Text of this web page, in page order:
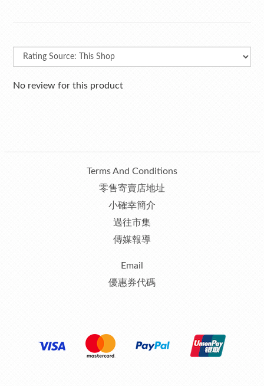
No review for this product
Terms And Conditions
零售寄賣店地址
小確幸簡介
過往市集
傳媒報導
Email
優惠券代碼